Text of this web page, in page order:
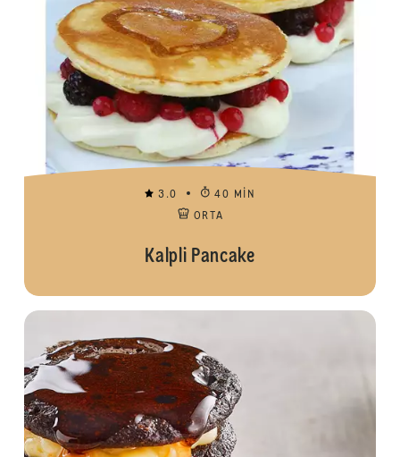
3.0
40 MIN
ORTA
Kalpli Pancake